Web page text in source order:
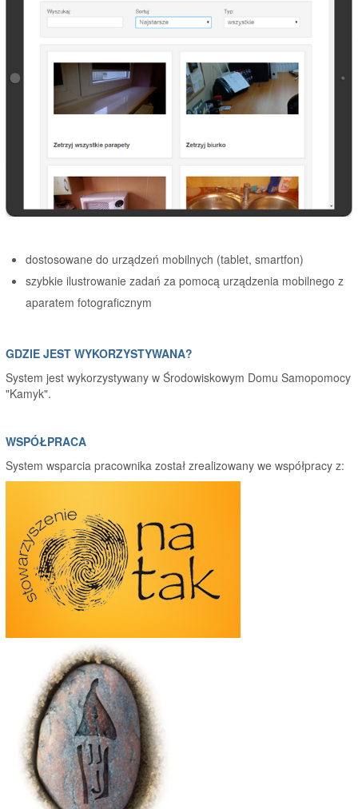
dostosowane do urządzeń mobilnych (tablet, smartfon)
szybkie ilustrowanie zadań za pomocą urządzenia mobilnego z
aparatem fotograficznym
GDZIE JEST WYKORZYSTYWANA?
System jest wykorzystywany w Środowiskowym Domu Samopomocy
"Kamyk".
WSPÓŁPRACA
System wsparcia pracownika został zrealizowany we współpracy z: